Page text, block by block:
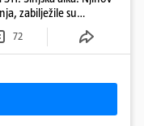
zabilježile su
su stigli i predsjednik
gradonačelnik Miro
te dubrovački
72